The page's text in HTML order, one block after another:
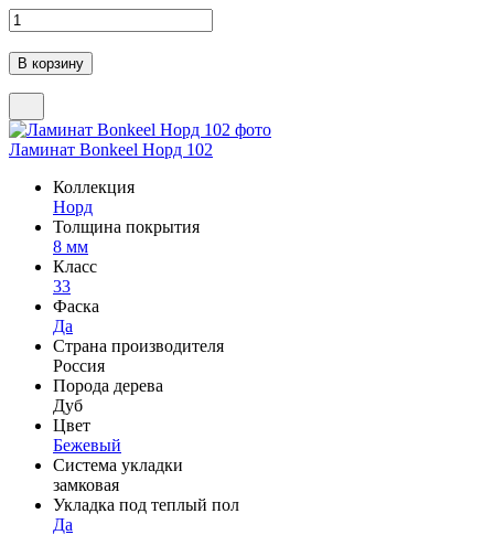
Ламинат Bonkeel Норд 102
Коллекция
Норд
Толщина покрытия
8 мм
Класс
33
Фаска
Да
Страна производителя
Россия
Порода дерева
Дуб
Цвет
Бежевый
Система укладки
замковая
Укладка под теплый пол
Да